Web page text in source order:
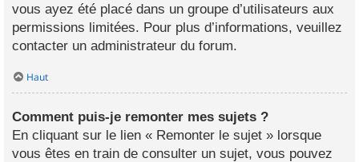
vous ayez été placé dans un groupe d’utilisateurs aux
permissions limitées. Pour plus d’informations, veuillez
contacter un administrateur du forum.
Haut
Comment puis-je remonter mes sujets ?
En cliquant sur le lien « Remonter le sujet » lorsque
vous êtes en train de consulter un sujet, vous pouvez